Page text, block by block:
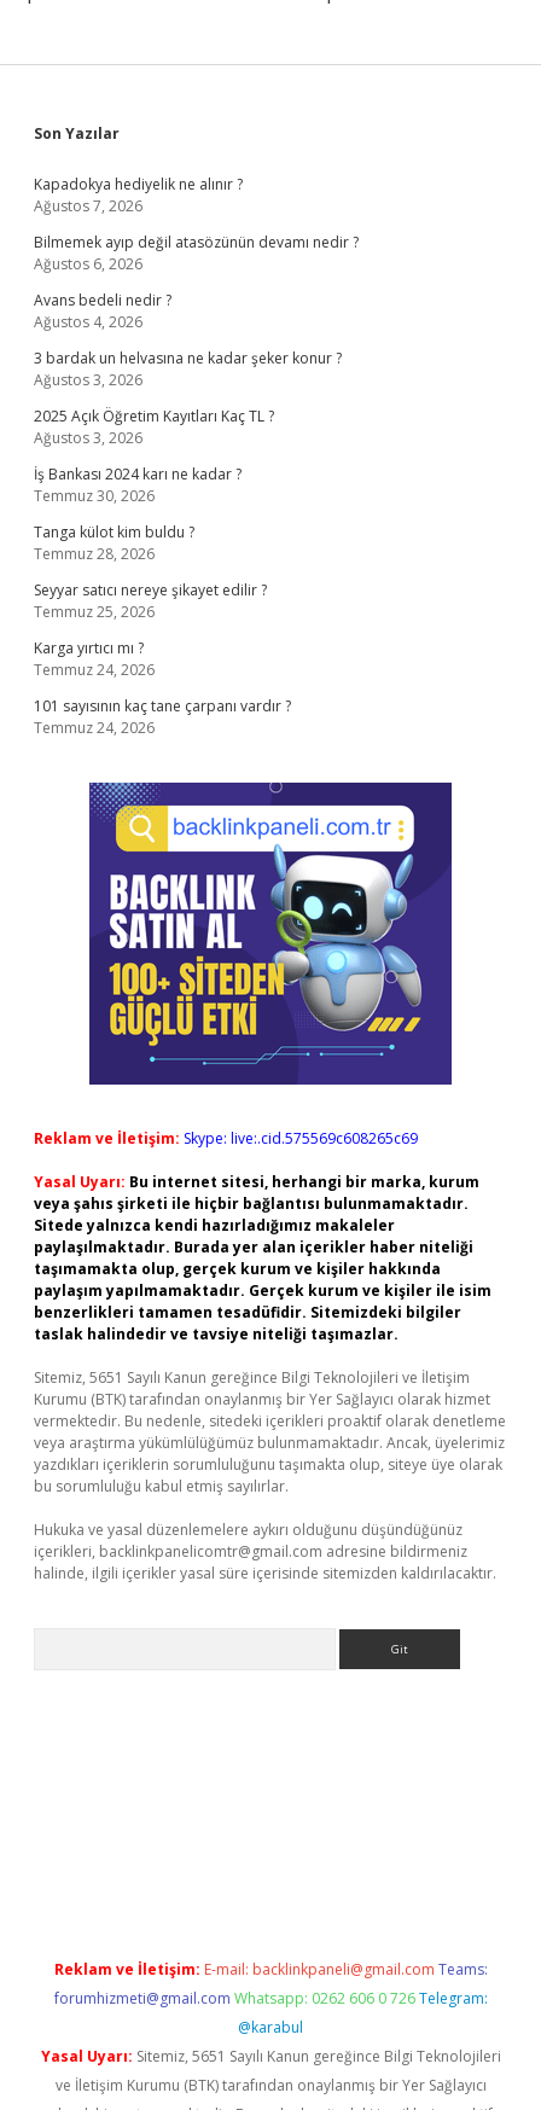
Sidebar
Son Yazılar
Kapadokya hediyelik ne alınır ?
Ağustos 7, 2026
Bilmemek ayıp değil atasözünün devamı nedir ?
Ağustos 6, 2026
Avans bedeli nedir ?
Ağustos 4, 2026
3 bardak un helvasına ne kadar şeker konur ?
Ağustos 3, 2026
2025 Açık Öğretim Kayıtları Kaç TL ?
Ağustos 3, 2026
İş Bankası 2024 karı ne kadar ?
Temmuz 30, 2026
Tanga külot kim buldu ?
Temmuz 28, 2026
Seyyar satıcı nereye şikayet edilir ?
Temmuz 25, 2026
Karga yırtıcı mı ?
Temmuz 24, 2026
101 sayısının kaç tane çarpanı vardır ?
Temmuz 24, 2026
Reklam ve İletişim: Skype: live:.cid.575569c608265c69
Yasal Uyarı: Bu internet sitesi, herhangi bir marka, kurum
veya şahıs şirketi ile hiçbir bağlantısı bulunmamaktadır.
Sitede yalnızca kendi hazırladığımız makaleler
paylaşılmaktadır. Burada yer alan içerikler haber niteliği
taşımamakta olup, gerçek kurum ve kişiler hakkında
paylaşım yapılmamaktadır. Gerçek kurum ve kişiler ile isim
benzerlikleri tamamen tesadüfidir. Sitemizdeki bilgiler
taslak halindedir ve tavsiye niteliği taşımazlar.
Sitemiz, 5651 Sayılı Kanun gereğince Bilgi Teknolojileri ve İletişim
Kurumu (BTK) tarafından onaylanmış bir Yer Sağlayıcı olarak hizmet
vermektedir. Bu nedenle, sitedeki içerikleri proaktif olarak denetleme
veya araştırma yükümlülüğümüz bulunmamaktadır. Ancak, üyelerimiz
yazdıkları içeriklerin sorumluluğunu taşımakta olup, siteye üye olarak
bu sorumluluğu kabul etmiş sayılırlar.
Hukuka ve yasal düzenlemelere aykırı olduğunu düşündüğünüz
içerikleri, backlinkpanelicomtr@gmail.com adresine bildirmeniz
halinde, ilgili içerikler yasal süre içerisinde sitemizden kaldırılacaktır.
Reklam ve İletişim: E-mail: backlinkpaneli@gmail.com Teams:
forumhizmeti@gmail.com Whatsapp: 0262 606 0 726 Telegram:
@karabul
Yasal Uyarı: Sitemiz, 5651 Sayılı Kanun gereğince Bilgi Teknolojileri
ve İletişim Kurumu (BTK) tarafından onaylanmış bir Yer Sağlayıcı